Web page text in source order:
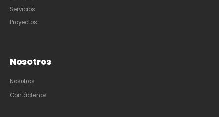
Servicios
Proyectos
Nosotros
Nosotros
Contáctenos